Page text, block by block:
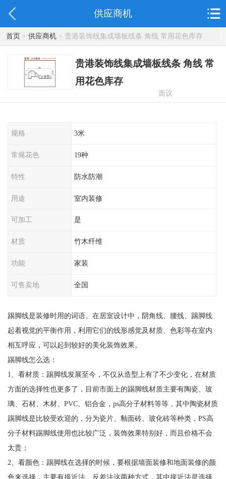
供应商机
首页> 供应商机> 贵港装饰线集成墙板线条 角线 常用花色库存
贵港装饰线集成墙板线条 角线 常
用花色库存
面议
规格 3米
常规花色 19种
特性 防水防潮
用途 室内装修
可加工 是
材质 竹木纤维
功能 家装
可售卖地 全国
踢脚线是装修时用的词语。在居室设计中，阴角线、腰线、踢脚线
起着视觉的平衡作用，利用它们的线形感觉及材质、色彩等在室内
相互呼应，可以起到较好的美化装饰效果。
踢脚线怎么选：
1、看材质：踢脚线发展至今，不仅从造型上有了不少变化，在材质
方面的选择性也更多了，目前市面上的踢脚线材质主要有陶瓷、玻
璃、石材、木材、PVC、铝合金，ps高分子材料等等，其中陶瓷材质
踢脚线是比较受欢迎的，分为瓷片、釉面砖、玻化砖等种类，PS高
分子材料踢脚线使用也比较广泛，装饰效果特别好，而且价格不会
太贵；
2、看颜色：踢脚线在选择的时候，要根据墙面装修和地面装修的颜
色来选择，主要有接近法、反差法这两种方式，其中接近法是选择